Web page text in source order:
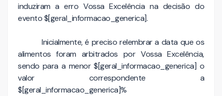
induziram a erro Vossa Excelência na decisão do
evento $[geral_informacao_generica].
Inicialmente, é preciso relembrar a data que os
alimentos foram arbitrados por Vossa Excelência,
sendo para a menor $[geral_informacao_generica] o
valor correspondente a
$[geral_informacao_generica]%